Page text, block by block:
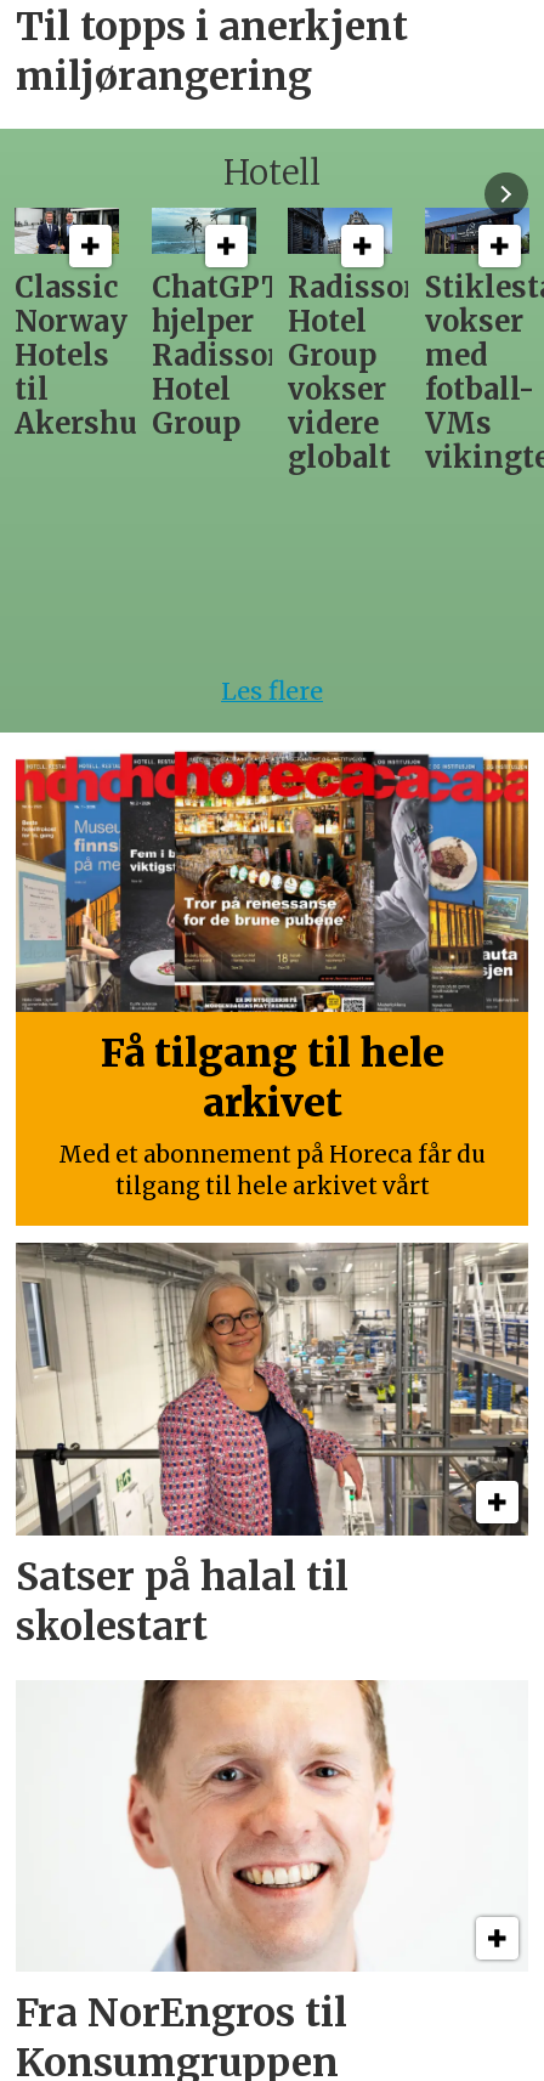
Til topps i anerkjent
miljørangering
Hotell
ChatGPT
hjelper
Radisson
Hotel
Group
Radisson
Hotel
Group
vokser
videre
Stiklestad
vokser
med
fotball-
VMs
vikingtematikk
Fra
direktør
til
nytt
Les flere
Få tilgang til hele
arkivet
Med et abonnement på Horeca får du
tilgang til hele arkivet vårt
Satser på halal til
skolestart
Fra NorEngros til
Konsumgruppen